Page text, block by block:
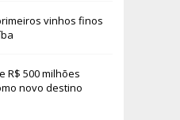
vinhos finos
R$ 500 milhões
novo destino